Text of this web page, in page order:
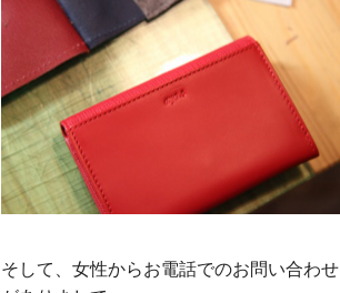
そして、女性からお電話でのお問い合わせ